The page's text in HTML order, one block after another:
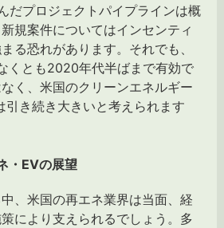
だプロジェクトパイプラインは概
規案件についてはインセンティ
る恐れがあります。それでも、
くとも2020年代半ばまで有効で
く、米国のクリーンエネルギー
引き続き大きいと考えられます
・EVの展望
、米国の再エネ業界は当面、経
により支えられるでしょう。多